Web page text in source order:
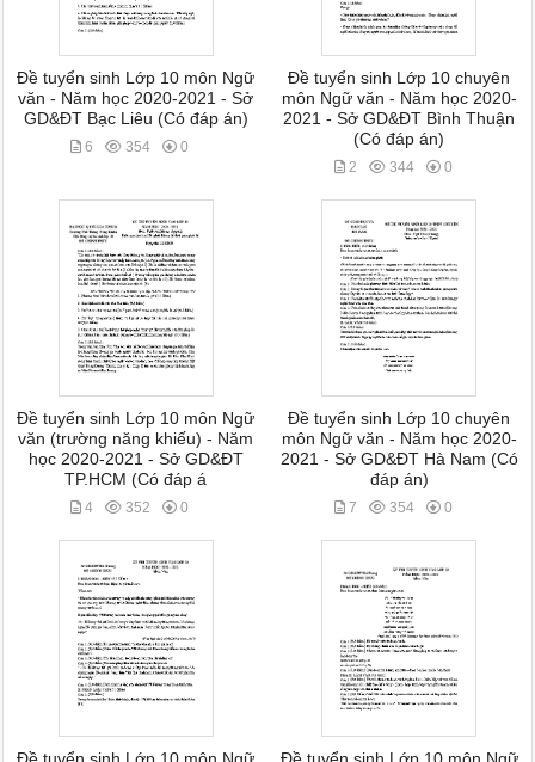
Đề tuyển sinh Lớp 10 môn Ngữ
văn - Năm học 2020-2021 - Sở
GD&ĐT Bạc Liêu (Có đáp án)
6 354 0
Đề tuyển sinh Lớp 10 chuyên
môn Ngữ văn - Năm học 2020-
2021 - Sở GD&ĐT Bình Thuận
(Có đáp án)
2 344 0
Đề tuyển sinh Lớp 10 môn Ngữ
văn (trường năng khiếu) - Năm
học 2020-2021 - Sở GD&ĐT
TP.HCM (Có đáp á
4 352 0
Đề tuyển sinh Lớp 10 chuyên
môn Ngữ văn - Năm học 2020-
2021 - Sở GD&ĐT Hà Nam (Có
đáp án)
7 354 0